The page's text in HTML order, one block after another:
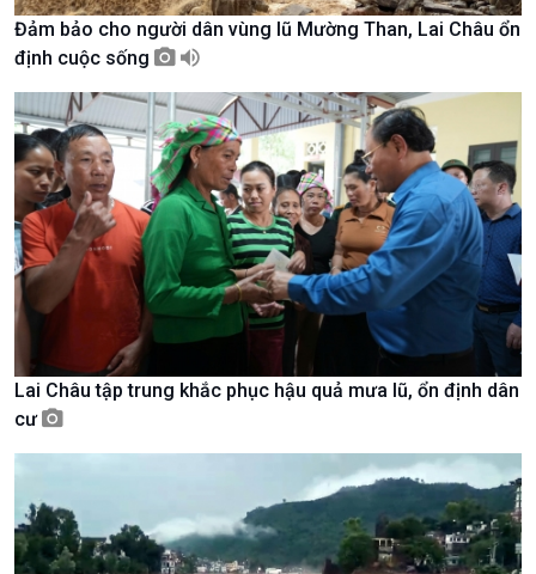
Theo dòng Thời sự
Chính phủ với người dân
Quốc hội với cử tri
Xây dựng đảng
Tin thế giới
Vấn đề quốc tế
Hồ sơ sự kiện quốc tế
Thế giới & Việt Nam
Đảm bảo cho người dân vùng lũ Mường Than, Lai Châu ổn
định cuộc sống
Lai Châu tập trung khắc phục hậu quả mưa lũ, ổn định dân
cư